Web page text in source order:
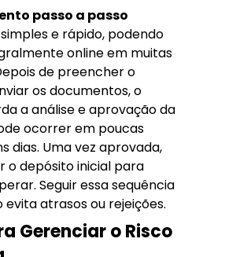
passo a passo
e rápido, podendo
online em muitas
de preencher o
os documentos, o
a análise e aprovação da
ocorrer em poucas
dias. Uma vez aprovada,
o depósito inicial para
Seguir essa sequência
atrasos ou rejeições.
Gerenciar o Risco